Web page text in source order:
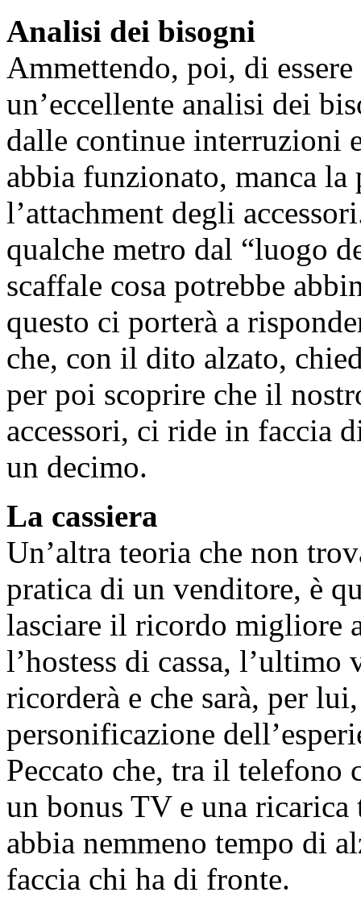
Analisi dei bisogni
Ammettendo, poi, di
un’eccellente analisi dei
dalle continue interruzioni
abbia funzionato, manca
l’attachment degli
qualche metro dal “luogo
scaffale cosa potrebbe
questo ci porterà a
che, con il dito alzato,
per poi scoprire che il
accessori, ci ride in faccia
un decimo.
La cassiera
Un’altra teoria che non
pratica di un venditore, è
lasciare il ricordo migliore
l’hostess di cassa,
ricorderà e che sarà, per
personificazione
Peccato che, tra il telefono
un bonus TV e una ricarica
abbia nemmeno tempo di
faccia chi ha di fronte.